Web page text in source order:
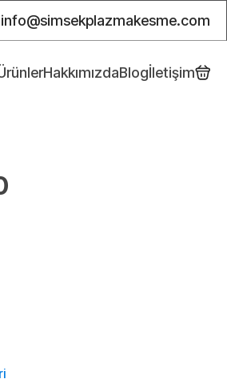
info@simsekplazmakesme.com
HakkımızdaBlogİletişim